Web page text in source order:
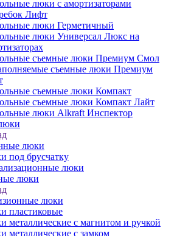
люки с амортизаторами
Лифт
люки Герметичный
люки Универсал Люкс на
съемные люки Премиум Смол
съемные люки Премиум
съемные люки Компакт
съемные люки Компакт Лайт
люки Alkraft Инспектор
люки
под брусчатку
люки
люки
люки
пластиковые
металлические с магнитом и ручкой
металлические с замком